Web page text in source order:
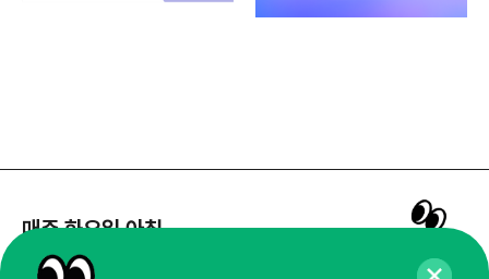
매주 화요일 아침,
마케팅 감각을 깨워 드릴게요!